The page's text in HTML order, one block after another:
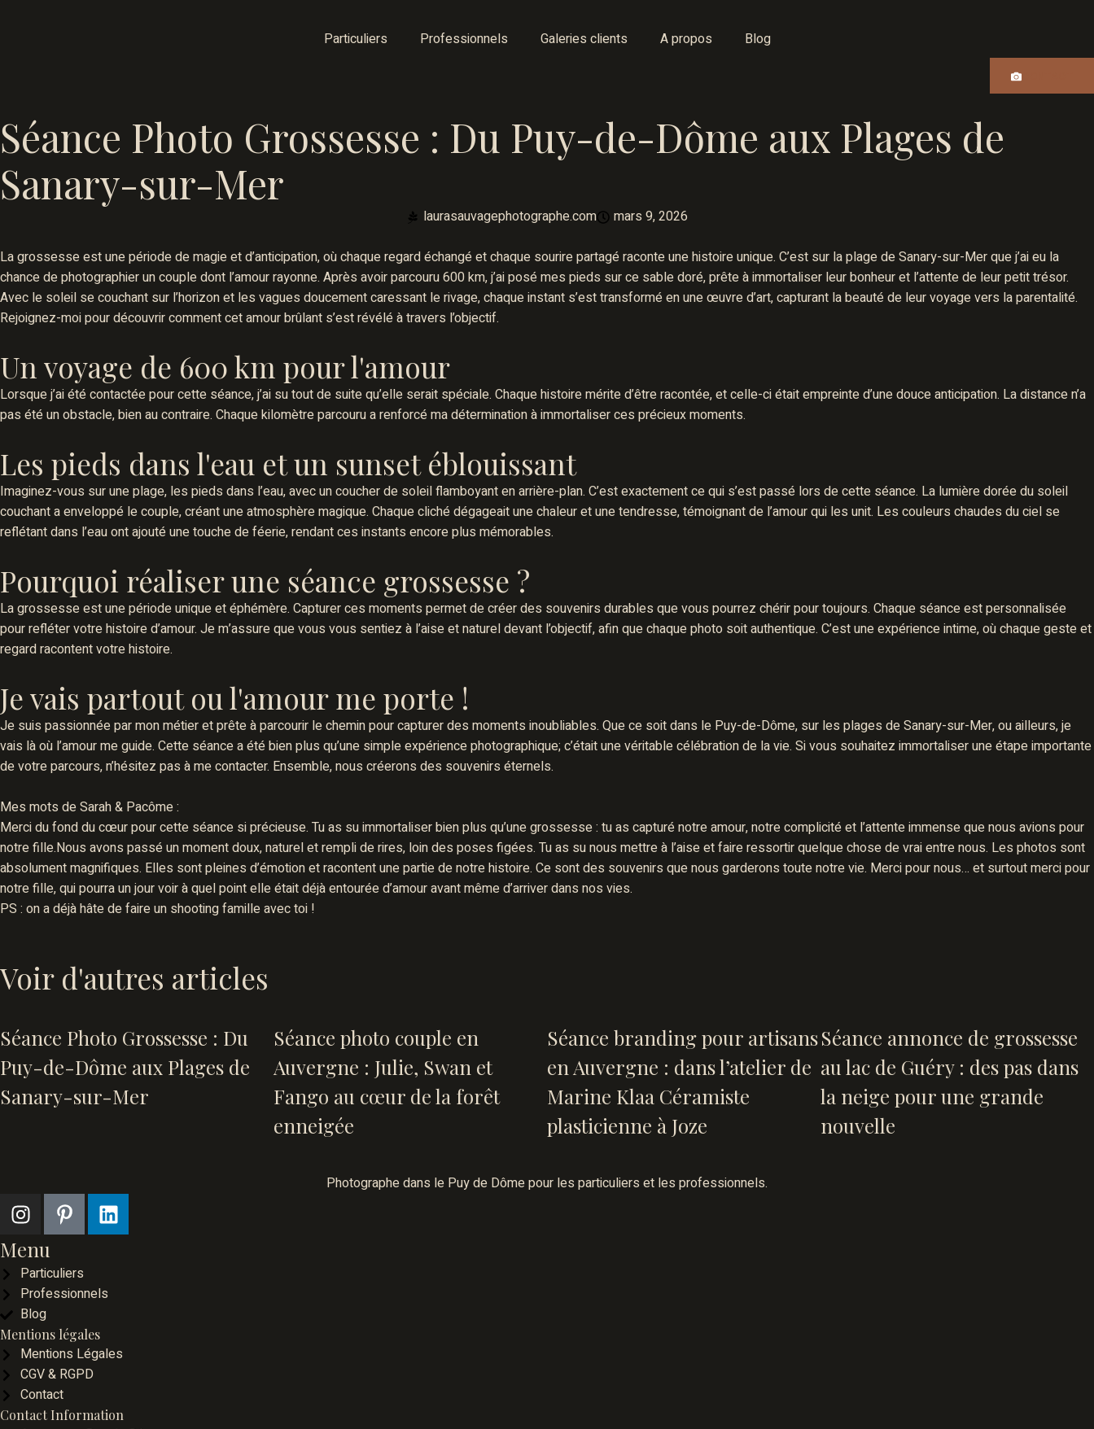
Particuliers Professionnels Galeries clients A propos Blog
Séance Photo Grossesse : Du Puy-de-Dôme aux Plages de
Sanary-sur-Mer
laurasauvagephotographe.com mars 9, 2026
La grossesse est une période de magie et d’anticipation, où chaque regard échangé et chaque sourire partagé raconte une histoire unique. C’est sur la plage de Sanary-sur-Mer que j’ai eu la
chance de photographier un couple dont l’amour rayonne. Après avoir parcouru 600 km, j’ai posé mes pieds sur ce sable doré, prête à immortaliser leur bonheur et l’attente de leur petit trésor.
Avec le soleil se couchant sur l’horizon et les vagues doucement caressant le rivage, chaque instant s’est transformé en une œuvre d’art, capturant la beauté de leur voyage vers la parentalité.
Rejoignez-moi pour découvrir comment cet amour brûlant s’est révélé à travers l’objectif.
Un voyage de 600 km pour l'amour
Lorsque j’ai été contactée pour cette séance, j’ai su tout de suite qu’elle serait spéciale. Chaque histoire mérite d’être racontée, et celle-ci était empreinte d’une douce anticipation. La distance n’a
pas été un obstacle, bien au contraire. Chaque kilomètre parcouru a renforcé ma détermination à immortaliser ces précieux moments.
Les pieds dans l'eau et un sunset éblouissant
Imaginez-vous sur une plage, les pieds dans l’eau, avec un coucher de soleil flamboyant en arrière-plan. C’est exactement ce qui s’est passé lors de cette séance. La lumière dorée du soleil
couchant a enveloppé le couple, créant une atmosphère magique. Chaque cliché dégageait une chaleur et une tendresse, témoignant de l’amour qui les unit. Les couleurs chaudes du ciel se
reflétant dans l’eau ont ajouté une touche de féerie, rendant ces instants encore plus mémorables.
Pourquoi réaliser une séance grossesse ?
La grossesse est une période unique et éphémère. Capturer ces moments permet de créer des souvenirs durables que vous pourrez chérir pour toujours. Chaque séance est personnalisée
pour refléter votre histoire d’amour. Je m’assure que vous vous sentiez à l’aise et naturel devant l’objectif, afin que chaque photo soit authentique. C’est une expérience intime, où chaque geste et
regard racontent votre histoire.
Je vais partout ou l'amour me porte !
Je suis passionnée par mon métier et prête à parcourir le chemin pour capturer des moments inoubliables. Que ce soit dans le Puy-de-Dôme, sur les plages de Sanary-sur-Mer, ou ailleurs, je
vais là où l’amour me guide. Cette séance a été bien plus qu’une simple expérience photographique; c’était une véritable célébration de la vie. Si vous souhaitez immortaliser une étape importante
de votre parcours, n’hésitez pas à me contacter. Ensemble, nous créerons des souvenirs éternels.
Mes mots de Sarah & Pacôme :
Merci du fond du cœur pour cette séance si précieuse. Tu as su immortaliser bien plus qu’une grossesse : tu as capturé notre amour, notre complicité et l’attente immense que nous avions pour
notre fille.Nous avons passé un moment doux, naturel et rempli de rires, loin des poses figées. Tu as su nous mettre à l’aise et faire ressortir quelque chose de vrai entre nous. Les photos sont
absolument magnifiques. Elles sont pleines d’émotion et racontent une partie de notre histoire. Ce sont des souvenirs que nous garderons toute notre vie. Merci pour nous… et surtout merci pour
notre fille, qui pourra un jour voir à quel point elle était déjà entourée d’amour avant même d’arriver dans nos vies.
PS : on a déjà hâte de faire un shooting famille avec toi !
Voir d'autres articles
Séance Photo Grossesse : Du
Puy-de-Dôme aux Plages de
Sanary-sur-Mer
Séance photo couple en
Auvergne : Julie, Swan et
Fango au cœur de la forêt
enneigée
Séance branding pour artisans
en Auvergne : dans l’atelier de
Marine Klaa Céramiste
plasticienne à Joze
Séance annonce de grossesse
au lac de Guéry : des pas dans
la neige pour une grande
nouvelle
Photographe dans le Puy de Dôme pour les particuliers et les professionnels.
Menu
Particuliers
Professionnels
Blog
Mentions légales
Mentions Légales
CGV & RGPD
Contact
Contact Information